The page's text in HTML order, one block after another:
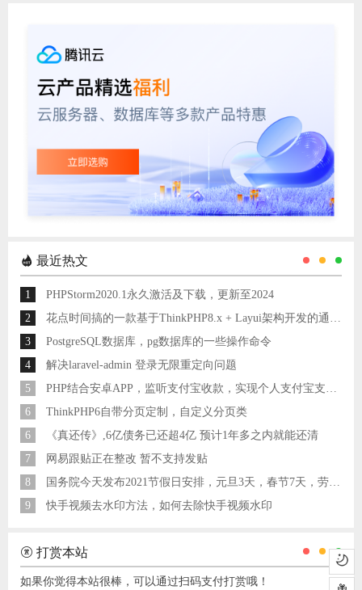
最近热文
1
PHPStorm2020.1永久激活及下载，更新至2024
2
花点时间搞的一款基于ThinkPHP8.x + Layui架构开发的通用后台管理系统
3
PostgreSQL数据库，pg数据库的一些操作命令
4
解决laravel-admin 登录无限重定向问题
5
PHP结合安卓APP，监听支付宝收款，实现个人支付宝支付接口
6
ThinkPHP6自带分页定制，自定义分页类
6
《真还传》,6亿债务已还超4亿 预计1年多之内就能还清
7
网易跟贴正在整改 暂不支持发贴
8
国务院今天发布2021节假日安排，元旦3天，春节7天，劳动节5天
9
快手视频去水印方法，如何去除快手视频水印
打赏本站
如果你觉得本站很棒，可以通过扫码支付打赏哦！